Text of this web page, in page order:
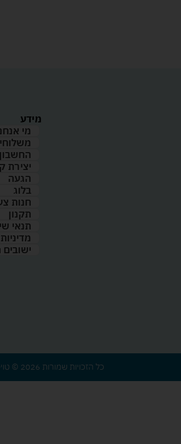
מידע
מי
יצירת
הגעה
בלוג
חנות
תקנון
תנאי
ישובים
כל הזכויות שמורות 2026 © טויס דיל